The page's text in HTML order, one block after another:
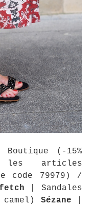
(-15%
les articles
code 79979) /
| Sandales
camel) Sézane